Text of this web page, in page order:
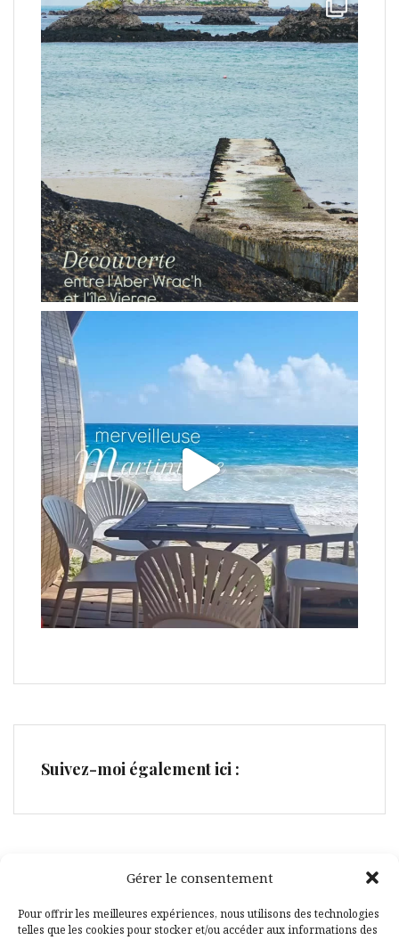
Gérer le consentement
Pour offrir les meilleures expériences, nous utilisons des technologies
telles que les cookies pour stocker et/ou accéder aux informations des
Suivez-moi également ici :
Facebook
Pinterest